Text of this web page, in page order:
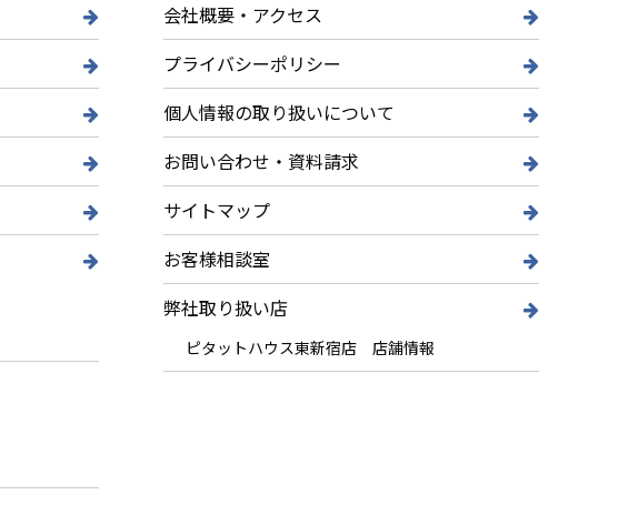
会社概要・アクセス
プライバシーポリシー
個人情報の取り扱いについて
お問い合わせ・資料請求
サイトマップ
お客様相談室
弊社取り扱い店
ピタットハウス東新宿店 店舗情報